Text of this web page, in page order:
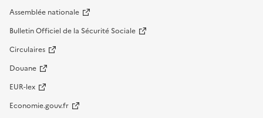
Assemblée nationale
Bulletin Officiel de la Sécurité Sociale
Circulaires
Douane
EUR-lex
Economie.gouv.fr